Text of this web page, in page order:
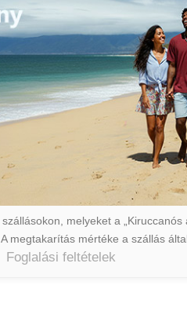
melyeket a „Kiruccanós
megtakarítás mértéke a szállás
Foglalási feltételek